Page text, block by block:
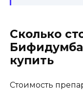
Сколько
купить
Стоимость